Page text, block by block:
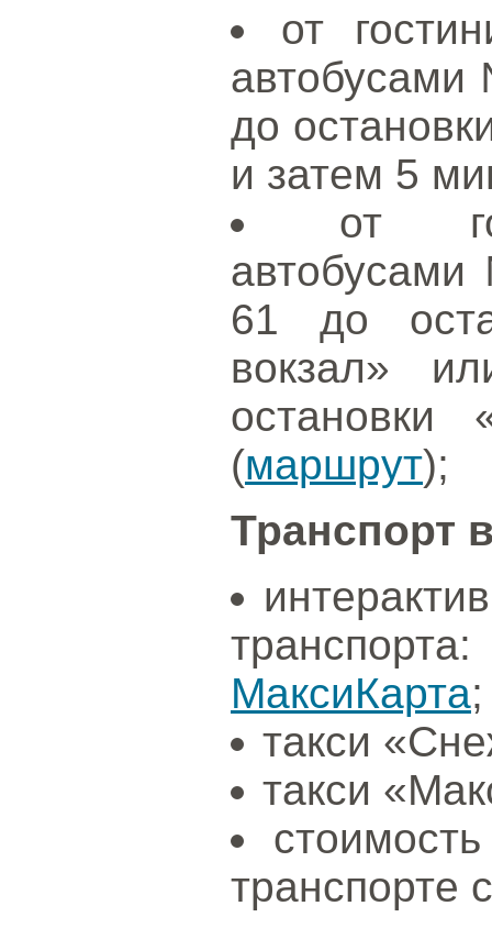
от
до
и затем 5
от
61 до
вокзал»
(маршрут);
Транспорт
МаксиКарта;
такси
такси
транспорте